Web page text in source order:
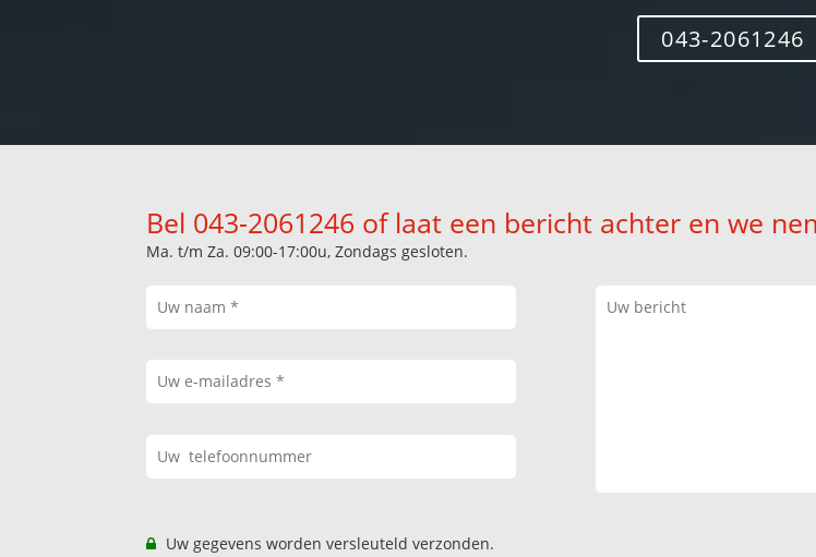
043-2061246
Bel 043-2061246 of laat een bericht achter en we
Ma. t/m Za. 09:00-17:00u, Zondags gesloten.
Uw gegevens worden versleuteld verzonden.